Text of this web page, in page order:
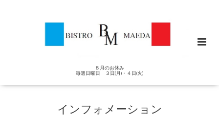
８月のお休み
毎週日曜日 ３日(月)・４日(火)
インフォメーション